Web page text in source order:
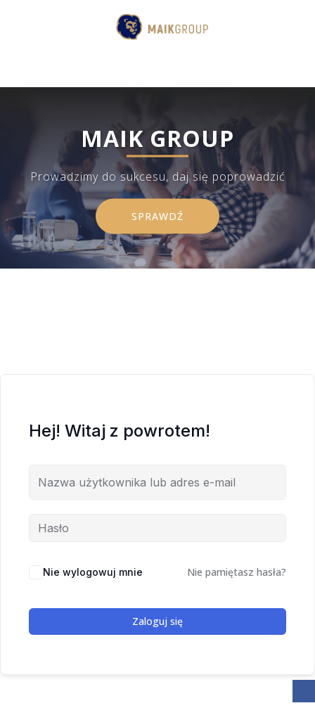
MAIK GROUP
Prowadzimy do sukcesu, daj się poprowadzić
SPRAWDŹ
Hej! Witaj z powrotem!
Nie wylogowuj mnie Nie pamiętasz hasła?
Zaloguj się